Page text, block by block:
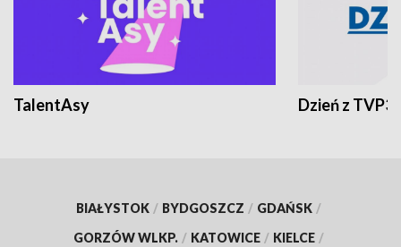
TalentAsy Dzień z TVP3
BIAŁYSTOK / BYDGOSZCZ / GDAŃSK /
GORZÓW WLKP. / KATOWICE / KIELCE /